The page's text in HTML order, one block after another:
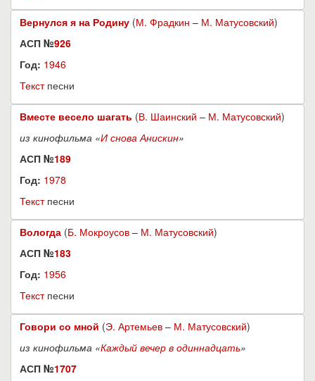
Вернулся я на Родину (М. Фрадкин – М. Матусовский)
АСП №926
Год: 1946
Текстпесни
Вместе весело шагать (В. Шаинский – М. Матусовский)
из кинофильма «И снова Анискин»
АСП №189
Год: 1978
Текстпесни
Вологда (Б. Мокроусов – М. Матусовский)
АСП №183
Год: 1956
Текстпесни
Говори со мной (Э. Артемьев – М. Матусовский)
из кинофильма «Каждый вечер в одиннадцать»
АСП №1707